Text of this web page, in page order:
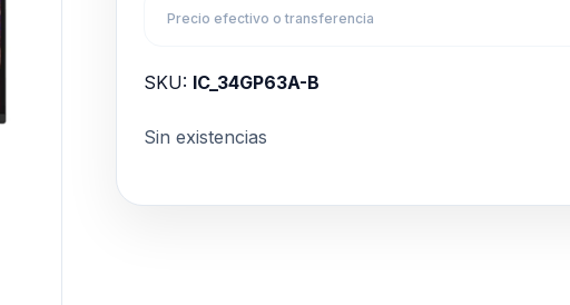
Precio efectivo o transferencia
SKU: IC_34GP63A-B
Sin existencias